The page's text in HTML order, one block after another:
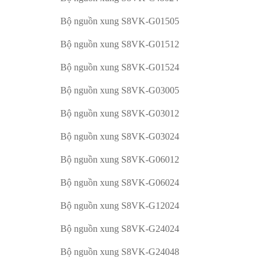
Bộ nguồn xung S8VK-G01505
Bộ nguồn xung S8VK-G01512
Bộ nguồn xung S8VK-G01524
Bộ nguồn xung S8VK-G03005
Bộ nguồn xung S8VK-G03012
Bộ nguồn xung S8VK-G03024
Bộ nguồn xung S8VK-G06012
Bộ nguồn xung S8VK-G06024
Bộ nguồn xung S8VK-G12024
Bộ nguồn xung S8VK-G24024
Bộ nguồn xung S8VK-G24048